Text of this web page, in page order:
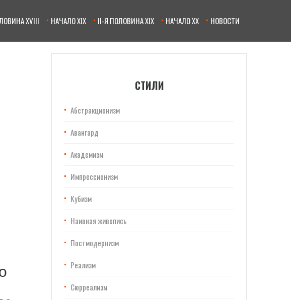
XVIII НАЧАЛО XIX II-Я ПОЛОВИНА XIX НАЧАЛО XX НОВОСТИ
СТИЛИ
Абстракционизм
Авангард
Академизм
Импрессионизм
Кубизм
Наивная живопись
Постмодернизм
Реализм
Сюрреализм